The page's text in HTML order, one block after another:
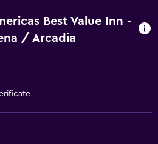
Best Value Inn -
/ Arcadia